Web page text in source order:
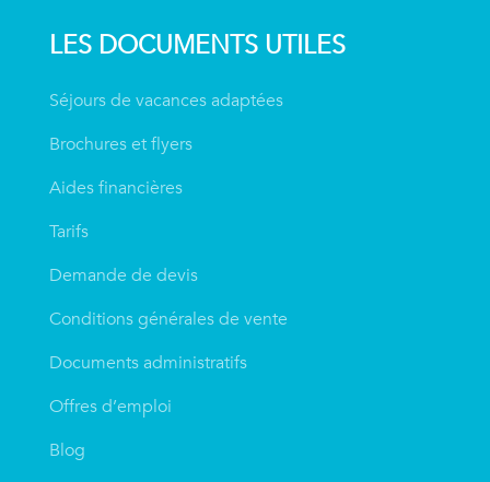
LES DOCUMENTS UTILES
Séjours de vacances adaptées
Brochures et flyers
Aides financières
Tarifs
Demande de devis
Conditions générales de vente
Documents administratifs
Offres d’emploi
Blog